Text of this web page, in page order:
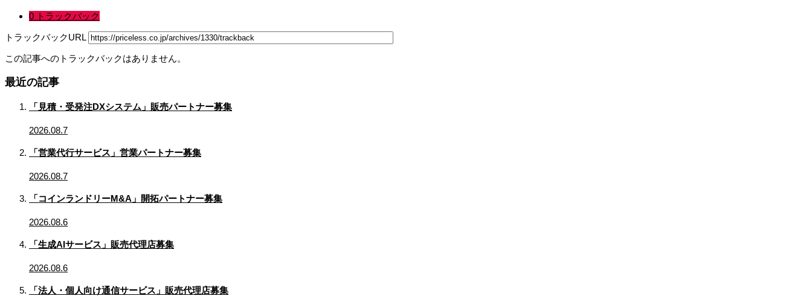
0 トラックバック
トラックバックURL
この記事へのトラックバックはありません。
最近の記事
「見積・受発注DXシステム」販売パートナー募集
2026.08.7
「営業代行サービス」営業パートナー募集
2026.08.7
「コインランドリーM&A」開拓パートナー募集
2026.08.6
「生成AIサービス」販売代理店募集
2026.08.6
「法人・個人向け通信サービス」販売代理店募集